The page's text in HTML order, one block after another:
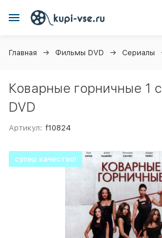
Главная Фильмы DVD Сериалы
Коварные горничные 1
DVD
Артикул: f10824
супер качество!